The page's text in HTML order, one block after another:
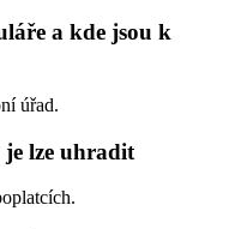
a kde jsou k
úřad.
lze uhradit